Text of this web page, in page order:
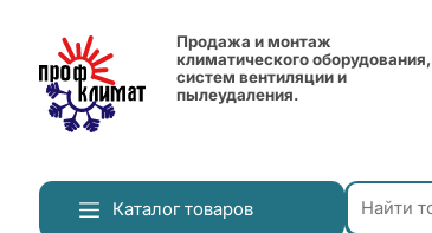
Продажа и монтаж
климатического оборудования,
систем вентиляции и
пылеудаления.
Каталог товаров